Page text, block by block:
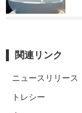
関連リンク
ニュースリリース
トレシー